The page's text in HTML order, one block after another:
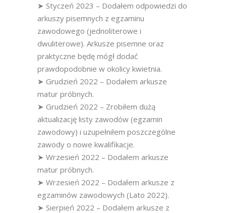
➤ Styczeń 2023 – Dodałem odpowiedzi do
arkuszy pisemnych z egzaminu
zawodowego (jednoliterowe i
dwuliterowe). Arkusze pisemne oraz
praktyczne będę mógł dodać
prawdopodobnie w okolicy kwietnia.
➤ Grudzień 2022 – Dodałem arkusze
matur próbnych.
➤ Grudzień 2022 – Zrobiłem dużą
aktualizację listy zawodów (egzamin
zawodowy) i uzupełniłem poszczególne
zawody o nowe kwalifikacje.
➤ Wrzesień 2022 – Dodałem arkusze
matur próbnych.
➤ Wrzesień 2022 – Dodałem arkusze z
egzaminów zawodowych (Lato 2022).
➤ Sierpień 2022 – Dodałem arkusze z